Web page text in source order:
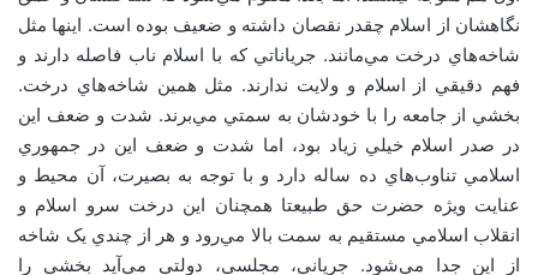
نگاهشان از اسلام چقدر نقصان داشته و ضعيف بوده است. اينها مثل
شاخه‌هاي درخت مي‌مانند. جرياناتي که با اسلام ناب فاصله دارند و
فهم دقيقي از اسلام و ولايت ندارند. مثل همين شاخه‌هاي درخت.
بخشي از جامعه را با خودشان به سمتي مي‌برند. شدت و ضعف اين
در صدر اسلام خيلي زياد بود، اما شدت و ضعف اين در جمهوري
اسلامي تناوب‌هاي ده ساله دارد و با توجه به بصيرت، آن محيط و
عنايت ويژه حضرت حق طبيعتا همچنان اين درخت سرو اسلام و
انقلاب اسلامي مستقيم به سمت بالا مي‌رود و هر از چندي يک شاخه
از اين جدا مي‌شود. جرياني، مجلسي، دولتي مي‌آيد بخشي را